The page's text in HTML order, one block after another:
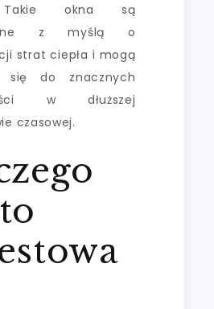
Takie okna są
z myślą o
strat ciepła i mogą
się do znacznych
w dłuższej
czasowej.